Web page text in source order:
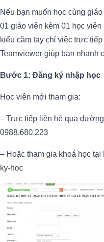
Nếu bạn muốn học cùng
01 giáo viên kèm 01 học
kiểu cầm tay chỉ việc trực
Teamviewer giúp bạn nhanh
Bước 1: Đăng ký nhập học
Học viên mới tham gia:
– Trực tiếp liên hệ qua
0988.680.223
– Hoặc tham gia khoá học
ky-hoc